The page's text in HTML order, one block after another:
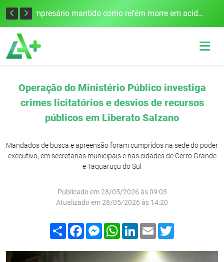
Edital para construção de ponte entre Itapiranga e Barra do Guarita deve ser lançado no segundo semestre Empresário mantido como refém morre em acidente após assalto em Cerro Largo
Operação do Ministério Público investiga
crimes licitatórios e desvios de recursos
públicos em Liberato Salzano
Mandados de busca e apreensão foram cumpridos na sede do poder
executivo, em secretarias municipais e nas cidades de Cerro Grande
e Taquaruçu do Sul
Publicado em 28/05/2026 às 09:03
Atualizado em 28/05/2026 às 14:20
Compartilhar
FacebookMessenger
WhatsApp
LinkedIn
Email